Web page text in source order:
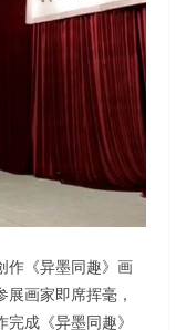
作《异墨同趣》画
画家即席挥毫，
成《异墨同趣》